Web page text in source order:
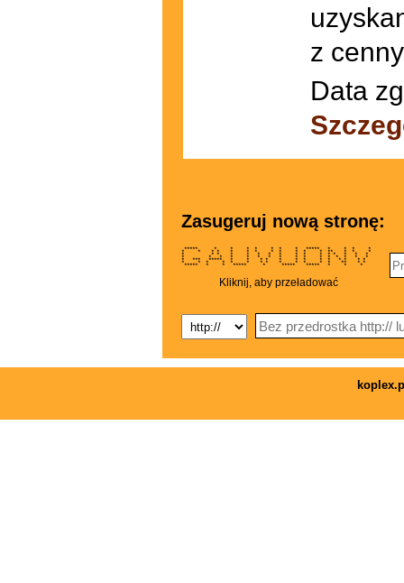
z
Data
Zasugeruj nową stronę:
***** * * * * * * * ***** * * * *
* * * * * * * * * * * * ** * * *
* * * * * * * * * * * * * * * *
* * * * * * * * * * * * * * * *
* *** ***** * * * * * * * * * * * * *
* * * * * * * * * * * * * ** * *
***** * * ***** * ***** ***** * * *
Kliknij, aby przeładować